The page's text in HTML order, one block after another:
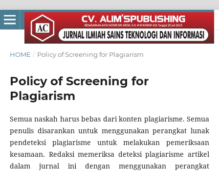
HOME / Policy of Screening for Plagiarism
Policy of Screening for
Plagiarism
Semua naskah harus bebas dari konten plagiarisme. Semua
penulis disarankan untuk menggunakan perangkat lunak
pendeteksi plagiarisme untuk melakukan pemeriksaan
kesamaan. Redaksi memeriksa deteksi plagiarisme artikel
dalam jurnal ini dengan menggunakan perangkat